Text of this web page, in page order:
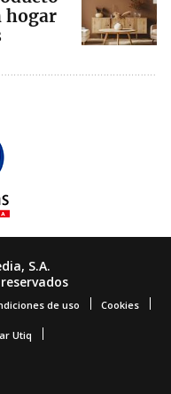
hogar
S.A.
de uso Cookies
Utiq